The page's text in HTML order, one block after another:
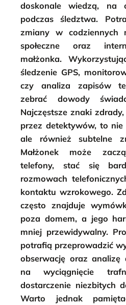
doskonale wiedzą, na
podczas śledztwa.
zmiany w codziennych
społeczne oraz
małżonka.
śledzenie GPS,
czy analiza zapisów
zebrać dowody
Najczęstsze znaki
przez detektywów, to
ale również subtelne
Małżonek może
telefony, stać się
rozmowach
kontaktu wzrokowego.
często znajduje
poza domem, a jego
mniej przewidywalny.
potrafią przeprowadzić
obserwację oraz analizę
na wyciągnięcie
dostarczenie niezbitych
Warto jednak